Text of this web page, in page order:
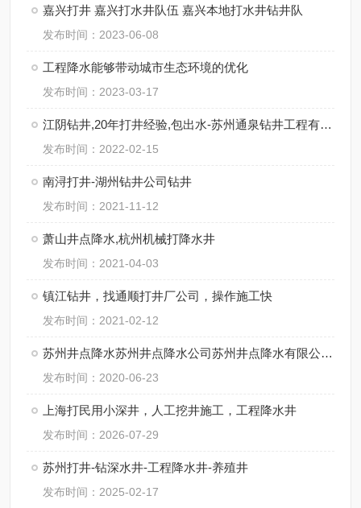
嘉兴打井 嘉兴打水井队伍 嘉兴本地打水井钻井队
发布时间：2023-06-08
工程降水能够带动城市生态环境的优化
发布时间：2023-03-17
江阴钻井,20年打井经验,包出水-苏州通泉钻井工程有限公司
发布时间：2022-02-15
南浔打井-湖州钻井公司钻井
发布时间：2021-11-12
萧山井点降水,杭州机械打降水井
发布时间：2021-04-03
镇江钻井，找通顺打井厂公司，操作施工快
发布时间：2021-02-12
苏州井点降水苏州井点降水公司苏州井点降水有限公司通泉降水公司
发布时间：2020-06-23
上海打民用小深井，人工挖井施工，工程降水井
发布时间：2026-07-29
苏州打井-钻深水井-工程降水井-养殖井
发布时间：2025-02-17